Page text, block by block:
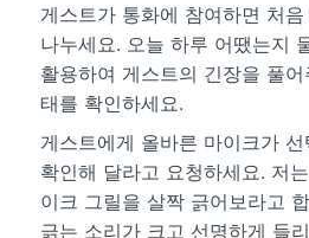
게스트가 통화에 참여하면 처
나누세요. 오늘 하루 어땠는지
활용하여 게스트의 긴장을 풀
태를 확인하세요.
게스트에게 올바른 마이크가
확인해 달라고 요청하세요. 저
이크 그릴을 살짝 긁어보라고
긁는 소리가 크고 선명하게 들